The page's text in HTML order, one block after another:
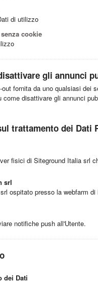
di utilizzo
cookie
gli annunci
fornita da uno qualsiasi dei
come disattivare gli annunci
trattamento dei Dati
fisici di Siteground Italia srl
srl
ospitato presso la webfarm di
notifiche push all'Utente.
dei Dati